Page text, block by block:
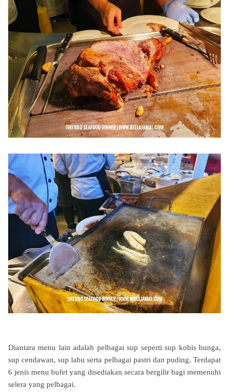
Diantara menu lain adalah pelbagai sup seperti sup kobis bunga,
sup cendawan, sup labu serta pelbagai pastri dan puding. Terdapat
6 jenis menu bufet yang disediakan secara bergilir bagi memenuhi
selera yang pelbagai.